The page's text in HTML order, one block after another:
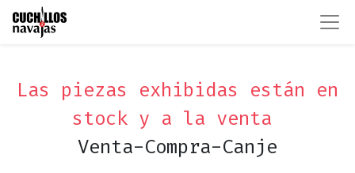
Las piezas exhibidas están en
stock y a la venta
Venta-Compra-Canje